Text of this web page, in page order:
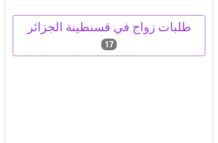
طلبات زواج في قسنطينة الجزائر
17